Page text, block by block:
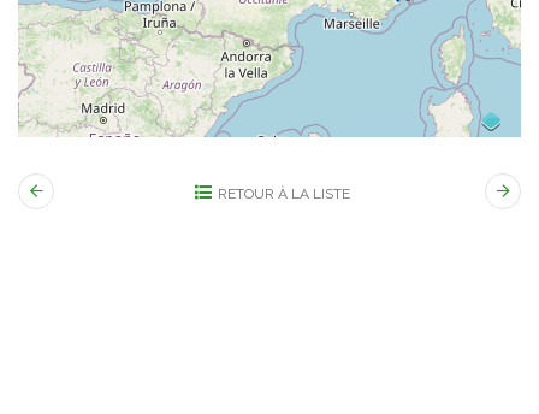
RETOUR À LA LISTE